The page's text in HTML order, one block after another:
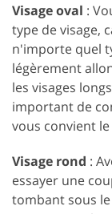
Visage oval :
type de visage,
n'importe quel
légèrement
les visages
important de
vous convient
Visage rond :
essayer une
tombant sous